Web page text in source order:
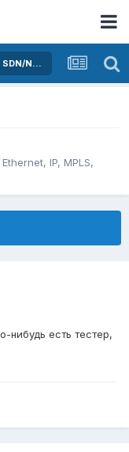
Активное оборудование Ethernet, IP, MPLS, SDN/NFV...
IP, MPLS,
нибудь есть тестер,